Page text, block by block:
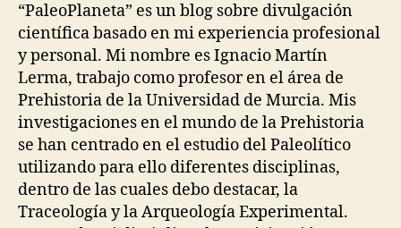
“PaleoPlaneta” es un blog sobre divulgación
científica basado en mi experiencia profesional
y personal. Mi nombre es Ignacio Martín
Lerma, trabajo como profesor en el área de
Prehistoria de la Universidad de Murcia. Mis
investigaciones en el mundo de la Prehistoria
se han centrado en el estudio del Paleolítico
utilizando para ello diferentes disciplinas,
dentro de las cuales debo destacar, la
Traceología y la Arqueología Experimental.